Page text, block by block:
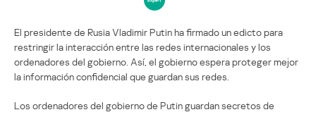
El presidente de Rusia Vladimir Putin ha firmado un edicto para
restringir la interacción entre las redes internacionales y los
ordenadores del gobierno. Así, el gobierno espera proteger mejor
la información confidencial que guardan sus redes.
Los ordenadores del gobierno de Putin guardan secretos de